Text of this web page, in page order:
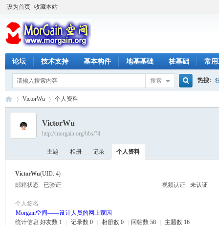
设为首页 收藏本站
论坛 技术支持 基本构件 地基基础 桩基础 常
搜索 热搜:
›
VictorWu 个人资料
VictorWu
http://morgain.org/bbs/?4
主题 相册 记录 个人资料
VictorWu(UID: 4)
邮箱状态
已验证 视频认证 未认证
个人签名
Morgain空间——设计人员的网上家园
统计信息 好友数 1 记录数 0 相册数 0 回帖数 58 主题数 16